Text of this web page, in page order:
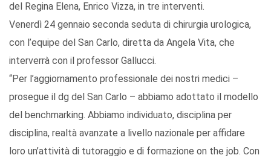
del Regina Elena, Enrico Vizza, in tre interventi.
Venerdì 24 gennaio seconda seduta di chirurgia urologica,
con l’equipe del San Carlo, diretta da Angela Vita, che
interverrà con il professor Gallucci.
“Per l’aggiornamento professionale dei nostri medici –
prosegue il dg del San Carlo – abbiamo adottato il modello
del benchmarking. Abbiamo individuato, disciplina per
disciplina, realtà avanzate a livello nazionale per affidare
loro un’attività di tutoraggio e di formazione on the job. Con